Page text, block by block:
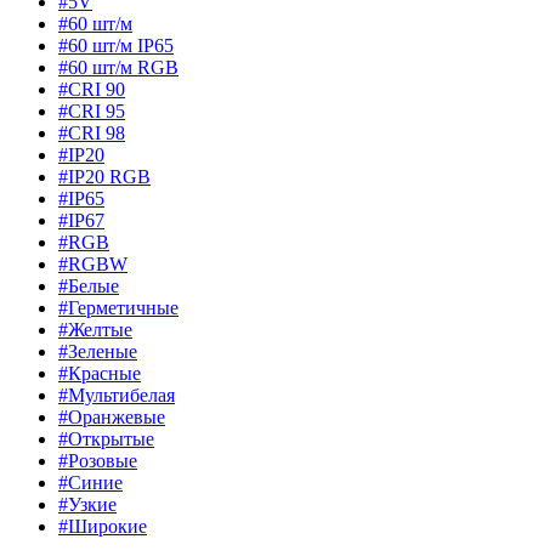
#60 шт/м
#60 шт/м IP65
#60 шт/м RGB
#CRI 90
#CRI 95
#CRI 98
#IP20
#IP20 RGB
#IP65
#IP67
#RGB
#RGBW
#Белые
#Герметичные
#Желтые
#Зеленые
#Красные
#Мультибелая
#Оранжевые
#Открытые
#Розовые
#Синие
#Узкие
#Широкие